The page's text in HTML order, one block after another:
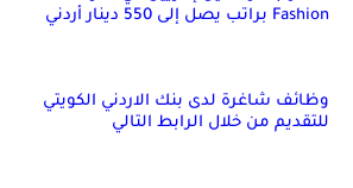
Fashion براتب يصل إلى 550 دينار أردني
وظائف شاغرة لدى بنك الاردني الكويتي
للتقديم من خلال الرابط التالي